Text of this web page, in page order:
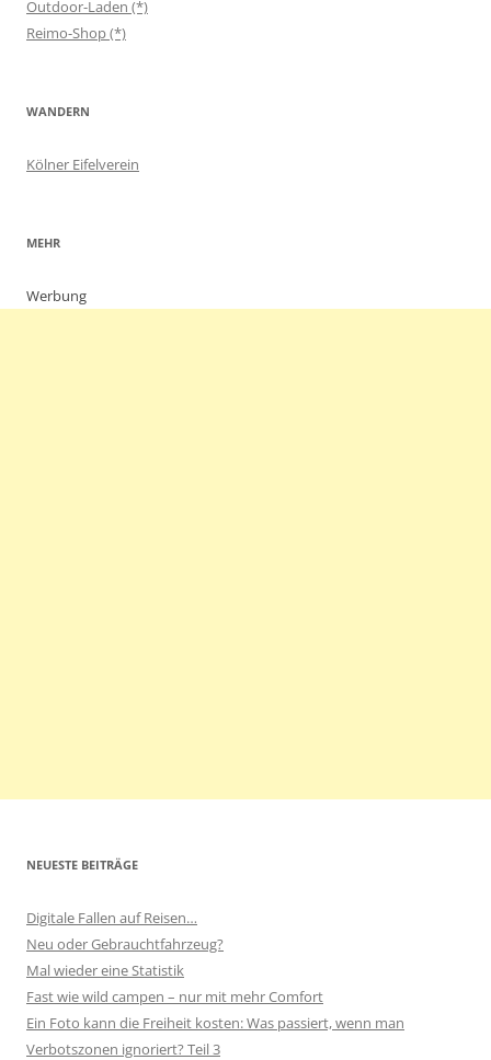
Outdoor-Laden (*)
Reimo-Shop (*)
WANDERN
Kölner Eifelverein
MEHR
Werbung
NEUESTE BEITRÄGE
Digitale Fallen auf Reisen…
Neu oder Gebrauchtfahrzeug?
Mal wieder eine Statistik
Fast wie wild campen – nur mit mehr Comfort
Ein Foto kann die Freiheit kosten: Was passiert, wenn man
Verbotszonen ignoriert? Teil 3